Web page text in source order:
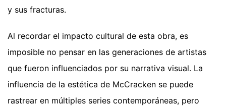
y sus fracturas.
Al recordar el impacto cultural de esta obra, es
imposible no pensar en las generaciones de artistas
que fueron influenciados por su narrativa visual. La
influencia de la estética de McCracken se puede
rastrear en múltiples series contemporáneas, pero